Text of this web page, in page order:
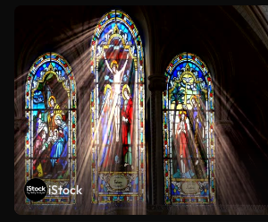
iStock